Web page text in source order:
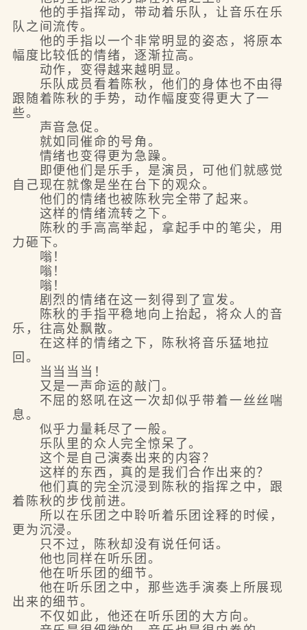
他的手指挥动，带动着乐队，让音乐在乐
队之间流传。
他的手指以一个非常明显的姿态，将原本
幅度比较低的情绪，逐渐拉高。
动作，变得越来越明显。
乐队成员看着陈秋，他们的身体也不由得
跟随着陈秋的手势，动作幅度变得更大了一
些。
声音急促。
就如同催命的号角。
情绪也变得更为急躁。
即便他们是乐手，是演员，可他们就感觉
自己现在就像是坐在台下的观众。
他们的情绪也被陈秋完全带了起来。
这样的情绪流转之下。
陈秋的手高高举起，拿起手中的笔尖，用
力砸下。
嗡！
嗡！
嗡！
剧烈的情绪在这一刻得到了宣发。
陈秋的手指平稳地向上抬起，将众人的音
乐，往高处飘散。
在这样的情绪之下，陈秋将音乐猛地拉
回。
当当当当！
又是一声命运的敲门。
不屈的怒吼在这一次却似乎带着一丝丝喘
息。
似乎力量耗尽了一般。
乐队里的众人完全惊呆了。
这个是自己演奏出来的内容？
这样的东西，真的是我们合作出来的？
他们真的完全沉浸到陈秋的指挥之中，跟
着陈秋的步伐前进。
所以在乐团之中聆听着乐团诠释的时候，
更为沉浸。
只不过，陈秋却没有说任何话。
他也同样在听乐团。
他在听乐团的细节。
他在听乐团之中，那些选手演奏上所展现
出来的细节。
不仅如此，他还在听乐团的大方向。